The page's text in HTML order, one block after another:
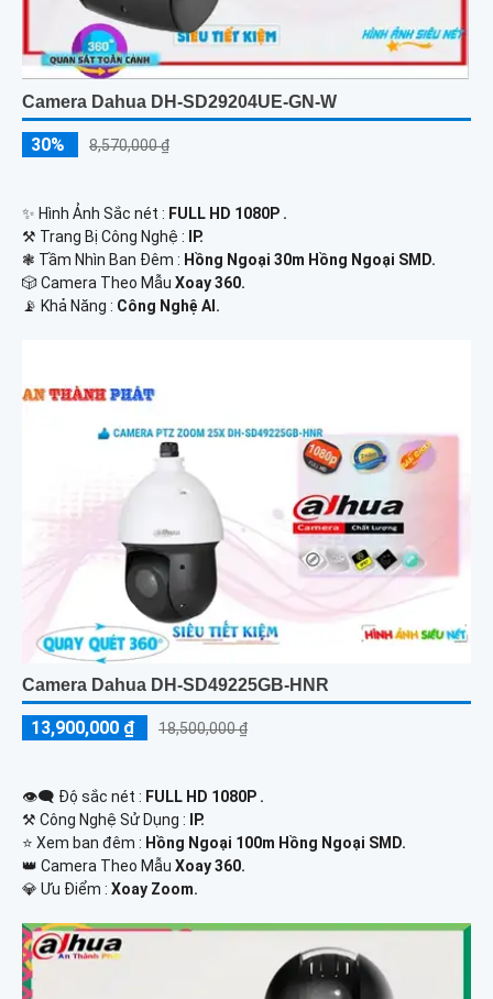
Camera Dahua DH-SD29204UE-GN-W
30% 8,570,000 ₫
✨ Hình Ảnh Sắc nét : FULL HD 1080P .
⚒ Trang Bị Công Nghệ :
IP.
❃ Tầm Nhìn Ban Đêm : Hồng Ngoại 30m Hồng Ngoại SMD.
🎲 Camera Theo Mẫu Xoay 360.
️📡 Khả Năng : Công Nghệ AI.
Camera Dahua DH-SD49225GB-HNR
13,900,000 ₫ 18,500,000 ₫
👁️‍🗨 Độ sắc nét : FULL HD 1080P .
⚒ Công Nghệ Sử Dụng :
IP.
⭐ Xem ban đêm : Hồng Ngoại 100m Hồng Ngoại SMD.
👑 Camera Theo Mẫu Xoay 360.
️💎 Ưu Điểm : Xoay Zoom.